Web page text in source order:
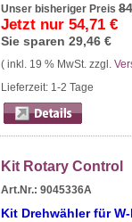
Unser bisheriger Preis
Jetzt nur54,71 €
Sie sparen29,46 €
( inkl. 19 % MwSt. zzgl.
Lieferzeit: 1-2 Tage
Kit Rotary Control
Art.Nr.: 9045336A
Kit Drehwähler für